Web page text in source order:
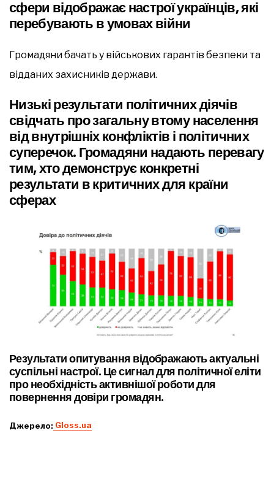
сфери відображає настрої українців, які
перебувають в умовах війни
Громадяни бачать у військових гарантів безпеки та
відданих захисників держави.
Низькі результати політичних діячів
свідчать про загальну втому населення
від внутрішніх конфліктів і політичних
суперечок. Громадяни надають перевагу
тим, хто демонструє конкретні
результати в критичних для країни
сферах
Результати опитування відображають актуальні
суспільні настрої. Це сигнал для політичної еліти
про необхідність активнішої роботи для
повернення довіри громадян.
Джерело: Gloss.ua